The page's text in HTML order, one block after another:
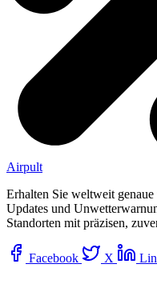
Airpult
Erhalten Sie weltweit
Updates und
Standorten mit präzisen,
Facebook X